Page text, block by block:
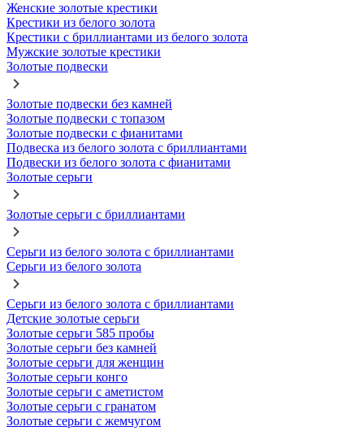
Женские золотые крестики
Крестики из белого золота
Крестики с бриллиантами из белого золота
Мужские золотые крестики
Золотые подвески
Золотые подвески без камней
Золотые подвески с топазом
Золотые подвески с фианитами
Подвеска из белого золота с бриллиантами
Подвески из белого золота с фианитами
Золотые серьги
Золотые серьги с бриллиантами
Серьги из белого золота с бриллиантами
Серьги из белого золота
Серьги из белого золота с бриллиантами
Детские золотые серьги
Золотые серьги 585 пробы
Золотые серьги без камней
Золотые серьги для женщин
Золотые серьги конго
Золотые серьги с аметистом
Золотые серьги с гранатом
Золотые серьги с жемчугом